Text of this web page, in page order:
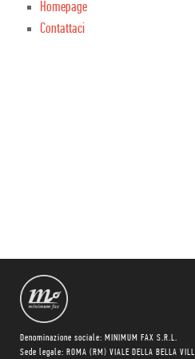
Homepage
Contattaci
Denominazione sociale: MINIMUM FAX S.R.L.
Sede legale: ROMA (RM) VIALE DELLA BELLA